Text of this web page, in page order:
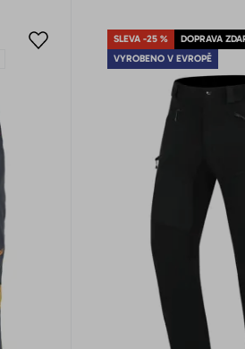
SLEVA -25 %
DOPRAVA
VYROBENO V EVROPĚ